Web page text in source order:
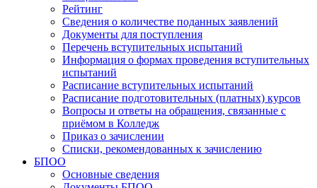
Рейтинг
Сведения о количестве поданных заявлений
Документы для поступления
Перечень вступительных испытаний
Информация о формах проведения вступительных
испытаний
Расписание вступительных испытаний
Расписание подготовительных (платных) курсов
Вопросы и ответы на обращения, связанные с
приёмом в Колледж
Приказ о зачислении
Списки, рекомендованных к зачислению
БПОО
Основные сведения